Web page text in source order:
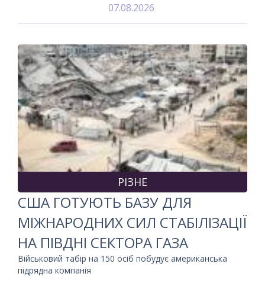
07.08.2026
РІЗНЕ
США ГОТУЮТЬ БАЗУ ДЛЯ
МІЖНАРОДНИХ СИЛ СТАБІЛІЗАЦІЇ
НА ПІВДНІ СЕКТОРА ГАЗА
Військовий табір на 150 осіб побудує американська
підрядна компанія